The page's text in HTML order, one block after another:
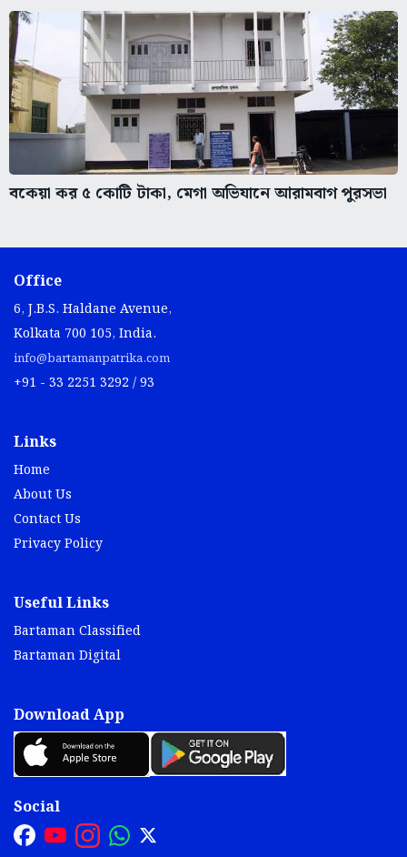
বকেয়া কর ৫ কোটি টাকা, মেগা অভিযানে আরামবাগ পুরসভা
Office
6, J.B.S. Haldane Avenue,
Kolkata 700 105, India.
info@bartamanpatrika.com
+91 - 33 2251 3292 / 93
Links
Home
About Us
Contact Us
Privacy Policy
Useful Links
Bartaman Classified
Bartaman Digital
Download App
Social